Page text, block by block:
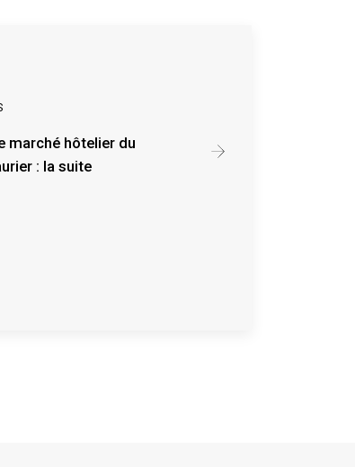
marché hôtelier du
: la suite